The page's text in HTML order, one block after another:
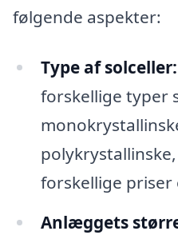
følgende aspekter:
Type af solceller:
forskellige typer
forskellige
Anlæggets